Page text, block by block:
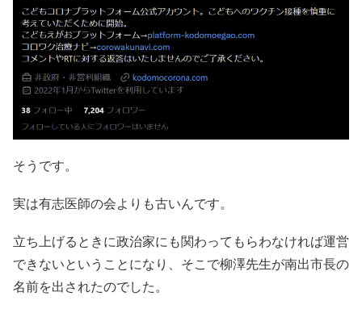
そうです。
実は有志医師の会よりも古いんです。
立ち上げるときに政治家にも関わってもらわなければ運営
できないということになり、そこで柳澤先生が南出市長の
名前を出されたのでした。